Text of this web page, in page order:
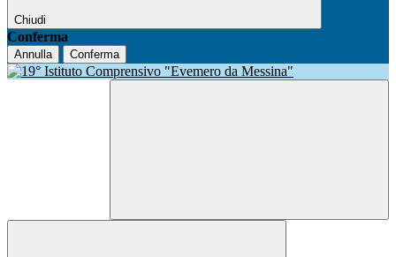
Chiudi
Conferma
Annulla Conferma